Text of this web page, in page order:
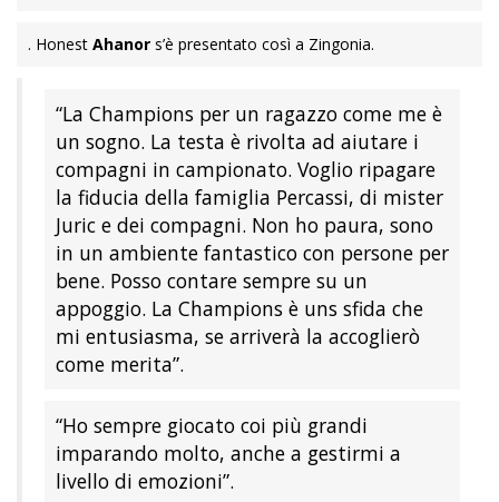
. Honest Ahanor s’è presentato così a Zingonia.
“La Champions per un ragazzo come me è
un sogno. La testa è rivolta ad aiutare i
compagni in campionato. Voglio ripagare
la fiducia della famiglia Percassi, di mister
Juric e dei compagni. Non ho paura, sono
in un ambiente fantastico con persone per
bene. Posso contare sempre su un
appoggio. La Champions è uns sfida che
mi entusiasma, se arriverà la accoglierò
come merita”.
“Ho sempre giocato coi più grandi
imparando molto, anche a gestirmi a
livello di emozioni”.